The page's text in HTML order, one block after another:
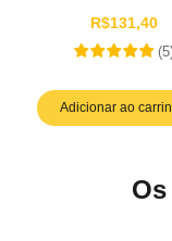
R$131,40
(5
Adicionar ao